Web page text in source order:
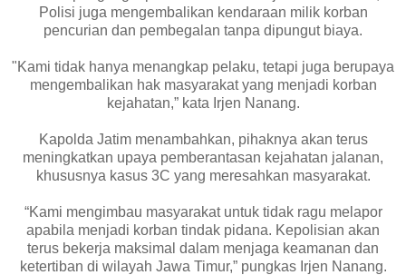
Polisi juga mengembalikan kendaraan milik korban
pencurian dan pembegalan tanpa dipungut biaya.
"Kami tidak hanya menangkap pelaku, tetapi juga berupaya
mengembalikan hak masyarakat yang menjadi korban
kejahatan,” kata Irjen Nanang.
Kapolda Jatim menambahkan, pihaknya akan terus
meningkatkan upaya pemberantasan kejahatan jalanan,
khususnya kasus 3C yang meresahkan masyarakat.
“Kami mengimbau masyarakat untuk tidak ragu melapor
apabila menjadi korban tindak pidana. Kepolisian akan
terus bekerja maksimal dalam menjaga keamanan dan
ketertiban di wilayah Jawa Timur,” pungkas Irjen Nanang.